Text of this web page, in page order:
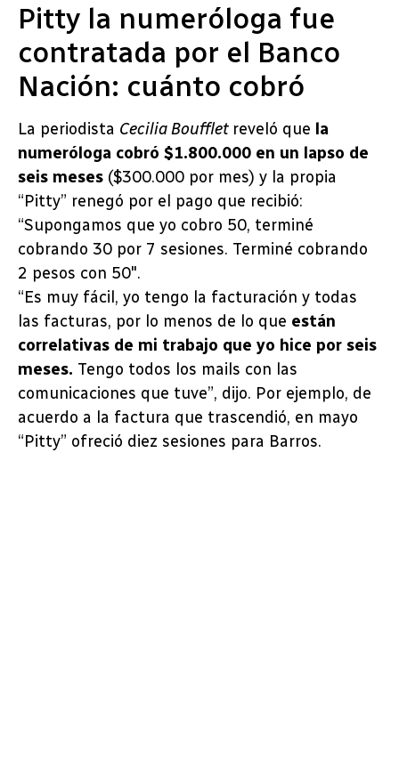
Pitty la numeróloga fue
contratada por el Banco
Nación: cuánto cobró
La periodista Cecilia Boufflet reveló que la
numeróloga cobró $1.800.000 en un lapso de
seis meses ($300.000 por mes) y la propia
“Pitty” renegó por el pago que recibió:
“Supongamos que yo cobro 50, terminé
cobrando 30 por 7 sesiones. Terminé cobrando
2 pesos con 50″.
“Es muy fácil, yo tengo la facturación y todas
las facturas, por lo menos de lo que están
correlativas de mi trabajo que yo hice por seis
meses. Tengo todos los mails con las
comunicaciones que tuve”, dijo. Por ejemplo, de
acuerdo a la factura que trascendió, en mayo
“Pitty” ofreció diez sesiones para Barros.